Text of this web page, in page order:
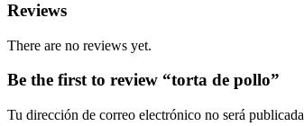
Reviews
There are no reviews yet.
Be the first to review “torta de pollo”
Tu dirección de correo electrónico no será